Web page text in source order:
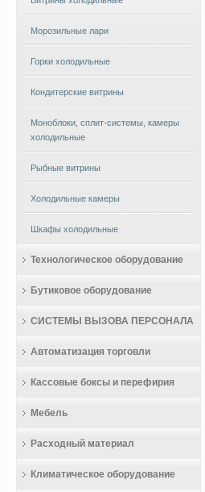
Морозильные лари
Горки холодильные
Кондитерские витрины
Моноблоки, сплит-системы, камеры
холодильные
Рыбные витрины
Холодильные камеры
Шкафы холодильные
Технологическое оборудование
Бутиковое оборудование
СИСТЕМЫ ВЫЗОВА ПЕРСОНАЛА
Автоматизация торговли
Кассовые боксы и перефирия
Мебель
Расходный материал
Климатическое оборудование